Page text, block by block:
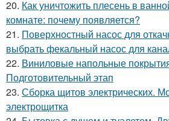
20. Как уничтожить плесень в
комнате: почему появляется?
21. Поверхностный насос для
выбрать фекальный насос для
22. Виниловые напольные
Подготовительный этап
23. Сборка щитов электрических.
электрощитка